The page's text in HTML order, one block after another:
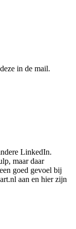
in de mail.
LinkedIn.
maar daar
goed gevoel bij
aan en hier zijn